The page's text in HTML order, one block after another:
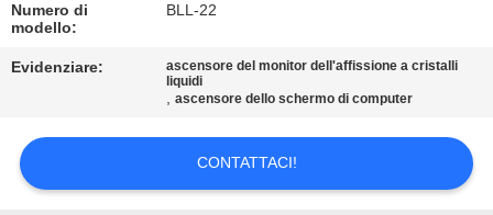
NOTIZIE
CONFERENCE
Numero di
modello:
BLL-22
Evidenziare:
ascensore del monitor dell'affissione a cristalli
liquidi
,ascensore dello schermo di computer
CONTATTACI!